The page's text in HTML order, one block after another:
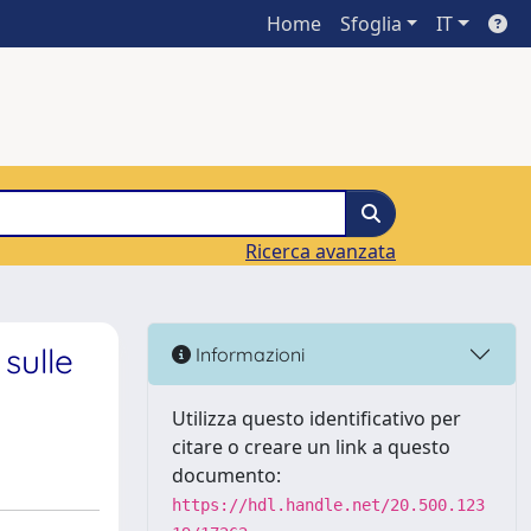
Home Sfoglia IT
Ricerca avanzata
Informazioni
Utilizza questo identificativo per
citare o creare un link a questo
documento:
https://hdl.handle.net/20.500.123